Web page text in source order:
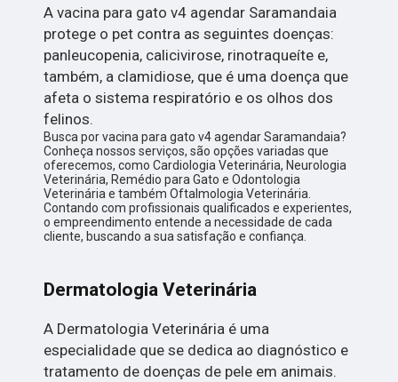
A vacina para gato v4 agendar Saramandaia
protege o pet contra as seguintes doenças:
panleucopenia, calicivirose, rinotraqueíte e,
também, a clamidiose, que é uma doença que
afeta o sistema respiratório e os olhos dos
felinos.
Busca por vacina para gato v4 agendar Saramandaia?
Conheça nossos serviços, são opções variadas que
oferecemos, como Cardiologia Veterinária, Neurologia
Veterinária, Remédio para Gato e Odontologia
Veterinária e também Oftalmologia Veterinária.
Contando com profissionais qualificados e experientes,
o empreendimento entende a necessidade de cada
cliente, buscando a sua satisfação e confiança.
Dermatologia Veterinária
A Dermatologia Veterinária é uma
especialidade que se dedica ao diagnóstico e
tratamento de doenças de pele em animais.